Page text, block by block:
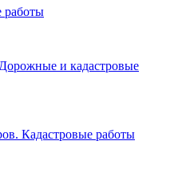
работы
и кадастровые
Кадастровые работы